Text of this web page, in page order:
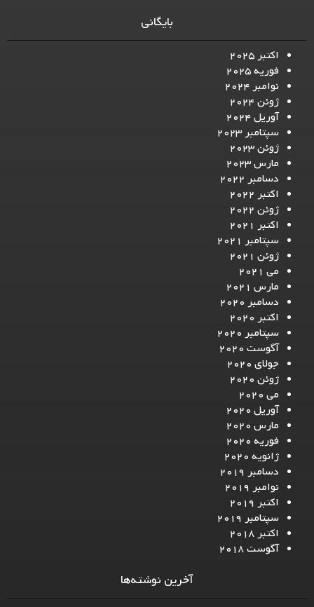
بایگانی
اکتبر 2025
فوریه 2025
نوامبر 2024
ژوئن 2024
آوریل 2024
سپتامبر 2023
ژوئن 2023
مارس 2023
دسامبر 2022
اکتبر 2022
ژوئن 2022
اکتبر 2021
سپتامبر 2021
ژوئن 2021
می 2021
مارس 2021
دسامبر 2020
اکتبر 2020
سپتامبر 2020
آگوست 2020
جولای 2020
ژوئن 2020
می 2020
آوریل 2020
مارس 2020
فوریه 2020
ژانویه 2020
دسامبر 2019
نوامبر 2019
اکتبر 2019
سپتامبر 2019
اکتبر 2018
آگوست 2018
آخرین نوشته‌ها